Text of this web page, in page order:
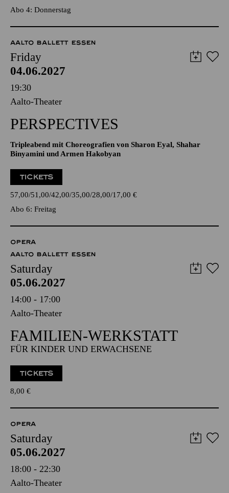
Abo 4: Donnerstag
AALTO BALLETT ESSEN
Friday
04.06.2027
19:30
Aalto-Theater
PERSPECTIVES
Tripleabend mit Choreografien von Sharon Eyal, Shahar
Binyamini und Armen Hakobyan
TICKETS
57,00 51,00 42,00 35,00 28,00 17,00 €
Abo 6: Freitag
OPERA
AALTO BALLETT ESSEN
Saturday
05.06.2027
14:00 - 17:00
Aalto-Theater
FAMILIEN-WERKSTATT
FÜR KINDER UND ERWACHSENE
TICKETS
8,00 €
OPERA
Saturday
05.06.2027
18:00 - 22:30
Aalto-Theater